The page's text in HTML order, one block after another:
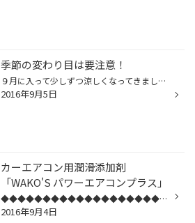
季節の変わり目は要注意！
９月に入って少しずつ涼しくなってきましたね☆ どうも田邉です。 これから秋➡冬と気温がどんどん下がっていき あっという間にコタツの季節がやって来ますね!(^^)! そんな季節の変わり目に注意して頂きたいのが、タイヤの空気圧なんです！ 皆様ご存知でしたか？ 実は、気温が下がるとタイヤの空気圧...
2016年9月5日
カーエアコン用潤滑添加剤
「WAKO'S パワーエアコンプラス」
◆◆◆◆◆◆◆◆◆◆◆◆◆◆◆◆◆◆◆◆◆◆◆◆◆◆◆◆◆◆◆◆◆◆◆◆ エアコン添加剤は、思った以上に効果大！！！ ◆◆◆◆◆◆◆◆◆◆◆◆◆◆◆◆◆◆◆◆◆◆◆◆◆◆◆◆◆◆◆◆◆◆◆◆ カーエアコンのシステムの中でも、空気を冷やすために冷媒の圧縮を行うコンプレッサーは極めて重要な装置になります。このコンプレッサーは、エンジンの動力を利用して駆動...
2016年9月4日